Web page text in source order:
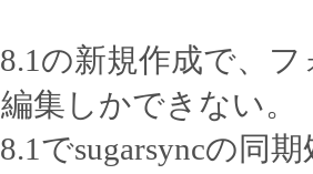
の新規作成で、
集しかできない。
でsugarsyncの同